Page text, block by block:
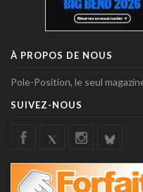
À PROPOS DE NOUS
Pole-Position, le seul
SUIVEZ-NOUS